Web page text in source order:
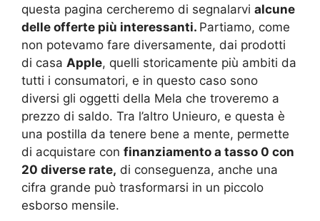
questa pagina cercheremo di segnalarvi alcune
delle offerte più interessanti. Partiamo, come
non potevamo fare diversamente, dai prodotti
di casa Apple, quelli storicamente più ambiti da
tutti i consumatori, e in questo caso sono
diversi gli oggetti della Mela che troveremo a
prezzo di saldo. Tra l’altro Unieuro, e questa è
una postilla da tenere bene a mente, permette
di acquistare con finanziamento a tasso 0 con
20 diverse rate, di conseguenza, anche una
cifra grande può trasformarsi in un piccolo
esborso mensile.